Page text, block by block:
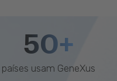
50+
países usam GeneXus